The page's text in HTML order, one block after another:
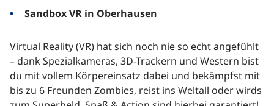
Sandbox VR in Oberhausen
Virtual Reality (VR) hat sich noch nie so echt angefühlt
– dank Spezialkameras, 3D-Trackern und Western bist
du mit vollem Körpereinsatz dabei und bekämpfst mit
bis zu 6 Freunden Zombies, reist ins Weltall oder wirds